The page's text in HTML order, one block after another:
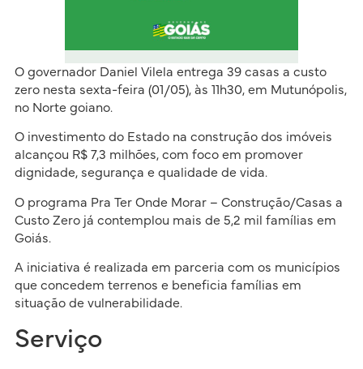
O governador Daniel Vilela entrega 39 casas a custo
zero nesta sexta-feira (01/05), às 11h30, em Mutunópolis,
no Norte goiano.
O investimento do Estado na construção dos imóveis
alcançou R$ 7,3 milhões, com foco em promover
dignidade, segurança e qualidade de vida.
O programa Pra Ter Onde Morar – Construção/Casas a
Custo Zero já contemplou mais de 5,2 mil famílias em
Goiás.
A iniciativa é realizada em parceria com os municípios
que concedem terrenos e beneficia famílias em
situação de vulnerabilidade.
Serviço